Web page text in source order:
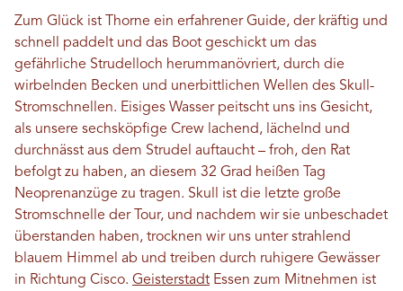
Zum Glück ist Thorne ein erfahrener Guide, der kräftig und
schnell paddelt und das Boot geschickt um das
gefährliche Strudelloch herummanövriert, durch die
wirbelnden Becken und unerbittlichen Wellen des Skull-
Stromschnellen. Eisiges Wasser peitscht uns ins Gesicht,
als unsere sechsköpfige Crew lachend, lächelnd und
durchnässt aus dem Strudel auftaucht – froh, den Rat
befolgt zu haben, an diesem 32 Grad heißen Tag
Neoprenanzüge zu tragen. Skull ist die letzte große
Stromschnelle der Tour, und nachdem wir sie unbeschadet
überstanden haben, trocknen wir uns unter strahlend
blauem Himmel ab und treiben durch ruhigere Gewässer
in Richtung Cisco. Geisterstadt Essen zum Mitnehmen ist